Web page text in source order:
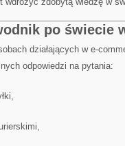
po świecie
działających w e-
odpowiedzi na pytania: